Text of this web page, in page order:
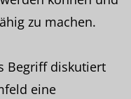
zu machen.
Begriff diskutiert
eine